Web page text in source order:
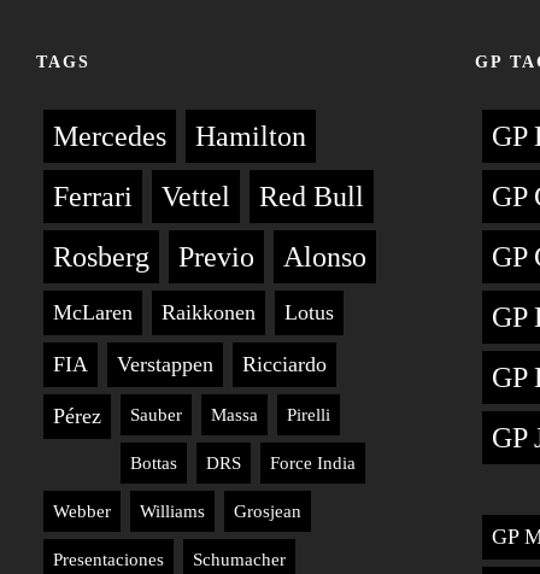
TAGS
Mercedes
Hamilton
Ferrari
Vettel
Red Bull
Rosberg
Previo Alonso
McLaren Raikkonen Lotus
FIA Verstappen Ricciardo
Pérez Sauber Massa Pirelli
Bottas DRS Force India
Webber Williams Grosjean
Presentaciones Schumacher
GP
GP
GP
GP
GP
GP
GP
GP